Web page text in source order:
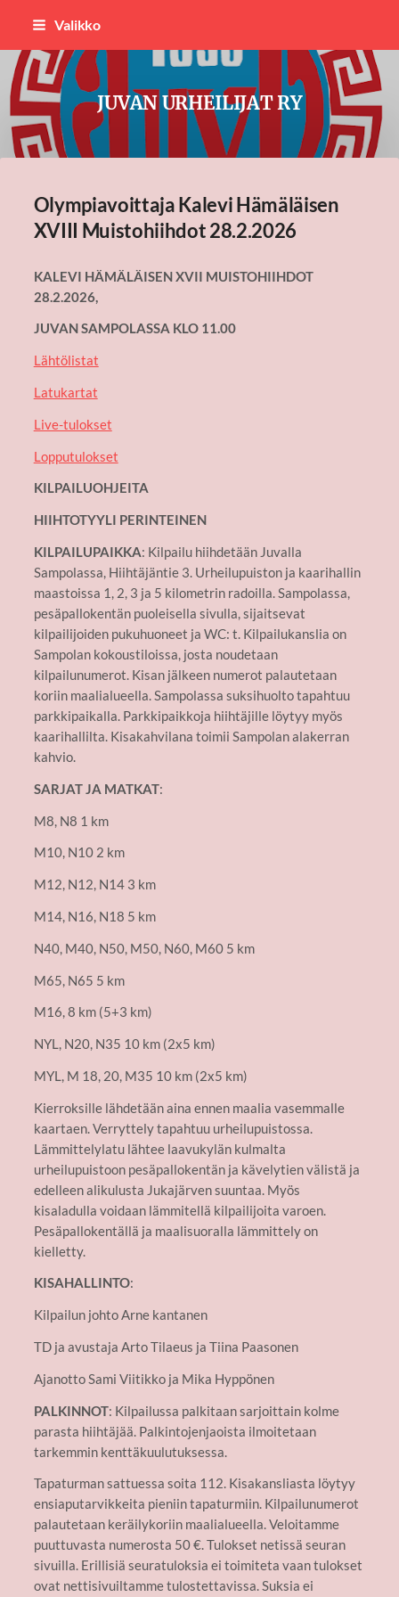
Siirry
sisältöön
Valikko
JUVAN URHEILIJAT RY
Olympiavoittaja Kalevi Hämäläisen
XVIII Muistohiihdot 28.2.2026
KALEVI HÄMÄLÄISEN XVII MUISTOHIIHDOT
28.2.2026,
JUVAN SAMPOLASSA KLO 11.00
Lähtölistat
Latukartat
Live-tulokset
Lopputulokset
KILPAILUOHJEITA
HIIHTOTYYLI PERINTEINEN
KILPAILUPAIKKA: Kilpailu hiihdetään Juvalla
Sampolassa, Hiihtäjäntie 3. Urheilupuiston ja kaarihallin
maastoissa 1, 2, 3 ja 5 kilometrin radoilla. Sampolassa,
pesäpallokentän puoleisella sivulla, sijaitsevat
kilpailijoiden pukuhuoneet ja WC: t. Kilpailukanslia on
Sampolan kokoustiloissa, josta noudetaan
kilpailunumerot. Kisan jälkeen numerot palautetaan
koriin maalialueella. Sampolassa suksihuolto tapahtuu
parkkipaikalla. Parkkipaikkoja hiihtäjille löytyy myös
kaarihallilta. Kisakahvilana toimii Sampolan alakerran
kahvio.
SARJAT JA MATKAT:
M8, N8 1 km
M10, N10 2 km
M12, N12, N14 3 km
M14, N16, N18 5 km
N40, M40, N50, M50, N60, M60 5 km
M65, N65 5 km
M16, 8 km (5+3 km)
NYL, N20, N35 10 km (2x5 km)
MYL, M 18, 20, M35 10 km (2x5 km)
Kierroksille lähdetään aina ennen maalia vasemmalle
kaartaen. Verryttely tapahtuu urheilupuistossa.
Lämmittelylatu lähtee laavukylän kulmalta
urheilupuistoon pesäpallokentän ja kävelytien välistä ja
edelleen alikulusta Jukajärven suuntaa. Myös
kisaladulla voidaan lämmitellä kilpailijoita varoen.
Pesäpallokentällä ja maalisuoralla lämmittely on
kielletty.
KISAHALLINTO:
Kilpailun johto Arne kantanen
TD ja avustaja Arto Tilaeus ja Tiina Paasonen
Ajanotto Sami Viitikko ja Mika Hyppönen
PALKINNOT: Kilpailussa palkitaan sarjoittain kolme
parasta hiihtäjää. Palkintojenjaoista ilmoitetaan
tarkemmin kenttäkuulutuksessa.
Tapaturman sattuessa soita 112. Kisakansliasta löytyy
ensiaputarvikkeita pieniin tapaturmiin. Kilpailunumerot
palautetaan keräilykoriin maalialueella. Veloitamme
puuttuvasta numerosta 50 €. Tulokset netissä seuran
sivuilla. Erillisiä seuratuloksia ei toimiteta vaan tulokset
ovat nettisivuiltamme tulostettavissa. Suksia ei